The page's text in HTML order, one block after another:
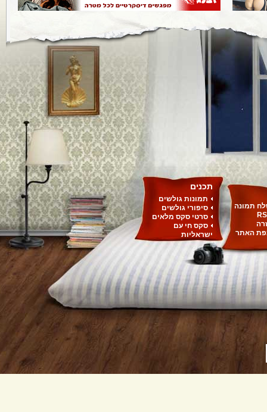
תמונה
האתר
תכנים
תמונות גולשים
סיפורי גולשים
סרטי סקס מלאים
סקס חי עם
ישראליות